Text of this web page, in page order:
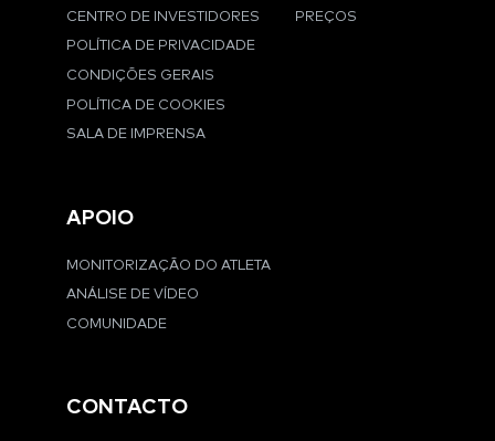
CENTRO DE INVESTIDORES
POLÍTICA DE PRIVACIDADE
CONDIÇÕES GERAIS
POLÍTICA DE COOKIES
SALA DE IMPRENSA
PREÇOS
APOIO
MONITORIZAÇÃO DO ATLETA
ANÁLISE DE VÍDEO
COMUNIDADE
CONTACTO